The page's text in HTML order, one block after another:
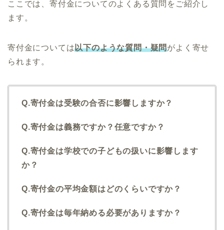
ここでは、寄付金についてのよくある質問をご紹介し
ます。
寄付金については以下のような質問・疑問がよく寄せ
られます。
Q.寄付金は受験の合否に影響しますか？
Q.寄付金は義務ですか？任意ですか？
Q.寄付金は学校での子どもの扱いに影響します
か？
Q.寄付金の平均金額はどのくらいですか？
Q.寄付金は毎年納める必要がありますか？